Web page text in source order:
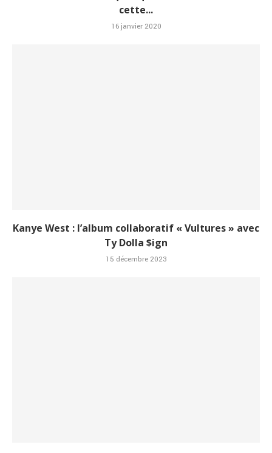
cette...
16 janvier 2020
Kanye West : l’album collaboratif « Vultures » avec
Ty Dolla $ign
15 décembre 2023